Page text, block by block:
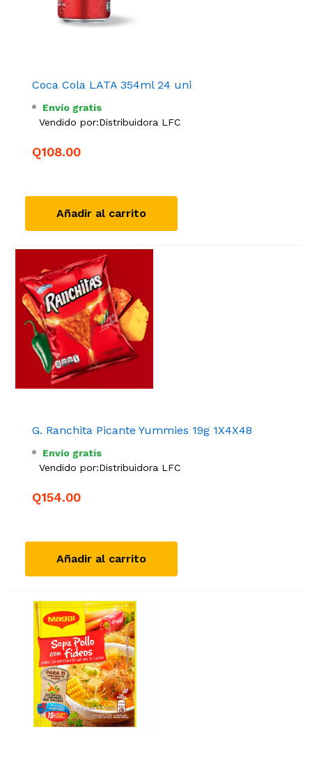
Coca Cola LATA 354ml 24 uni
Envío gratis
Vendido por:Distribuidora LFC
Q108.00
Añadir al carrito
G. Ranchita Picante Yummies 19g 1X4X48
Envío gratis
Vendido por:Distribuidora LFC
Q154.00
Añadir al carrito